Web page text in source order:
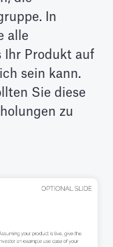
In
alle
Ihr Produkt auf
sein kann.
Sie diese
zu